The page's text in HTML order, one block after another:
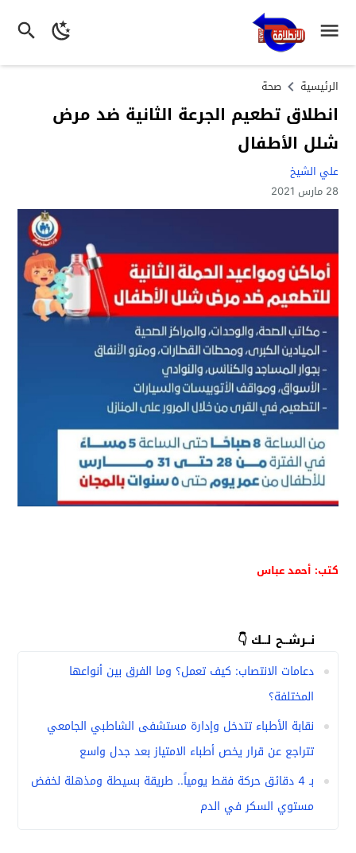
الرئيسية صحة
انطلاق تطعيم الجرعة الثانية ضد مرض
شلل الأطفال
علي الشيخ
28 مارس 2021
كتب: أحمد عباس
نــرشــح لــك 👇
دعامات الانتصاب: كيف تعمل؟ وما الفرق بين أنواعها
المختلفة؟
نقابة الأطباء تتدخل وإدارة مستشفى الشاطبي الجامعي
تتراجع عن قرار يخص أطباء الامتياز بعد جدل واسع
بـ 4 دقائق حركة فقط يومياً.. طريقة بسيطة ومذهلة لخفض
مستوي السكر في الدم